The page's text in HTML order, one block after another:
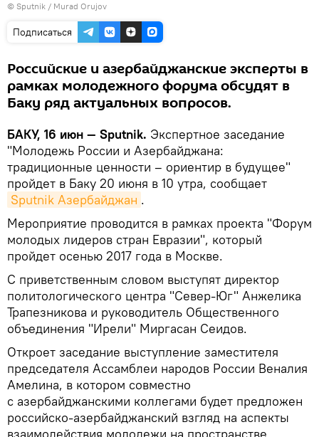
© Sputnik / Murad Orujov
Подписаться
Российские и азербайджанские эксперты в
рамках молодежного форума обсудят в
Баку ряд актуальных вопросов.
БАКУ, 16 июн — Sputnik. Экспертное заседание
"Молодежь России и Азербайджана:
традиционные ценности – ориентир в будущее"
пройдет в Баку 20 июня в 10 утра, сообщает
Sputnik Азербайджан .
Мероприятие проводится в рамках проекта "Форум
молодых лидеров стран Евразии", который
пройдет осенью 2017 года в Москве.
С приветственным словом выступят директор
политологического центра "Север-Юг" Анжелика
Трапезникова и руководитель Общественного
объединения "Ирели" Миргасан Сеидов.
Откроет заседание выступление заместителя
председателя Ассамблеи народов России Веналия
Амелина, в котором совместно
с азербайджанскими коллегами будет предложен
российско-азербайджанский взгляд на аспекты